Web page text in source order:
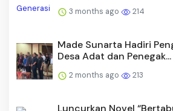
3 months ago 214
Made Sunarta Hadiri
Desa Adat dan Penegak...
2 months ago 213
Luncurkan Novel